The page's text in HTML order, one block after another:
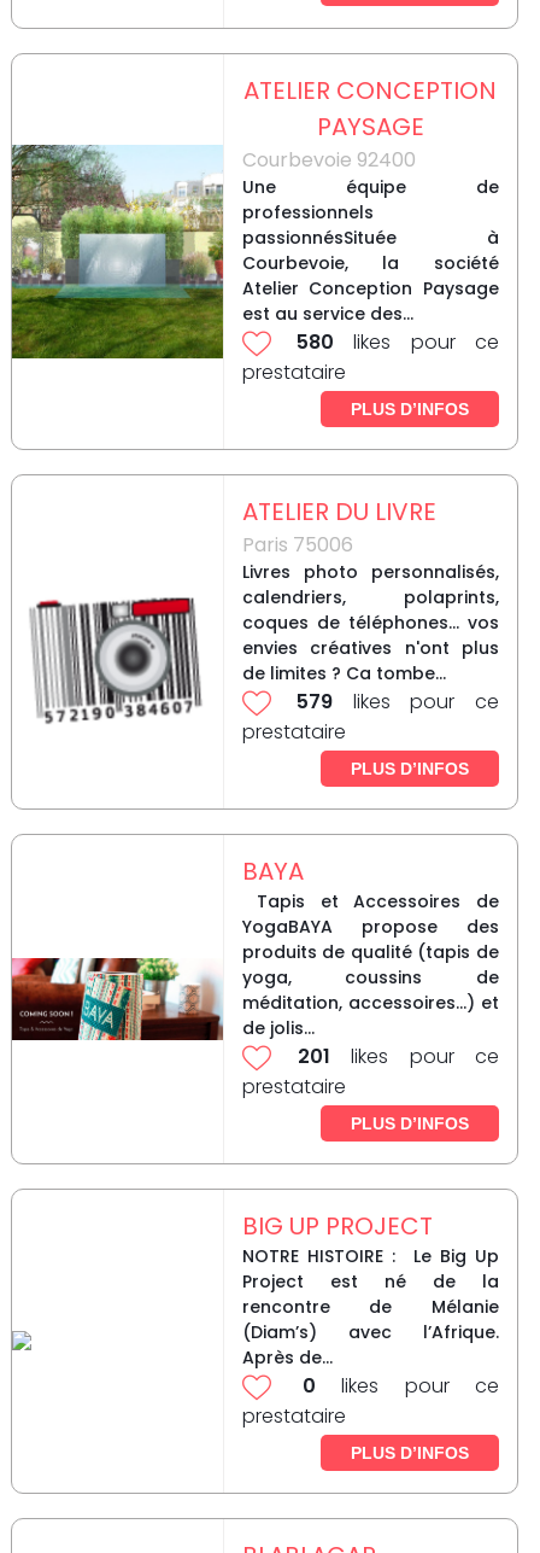
ATELIER CONCEPTION
PAYSAGE
Courbevoie 92400
Une équipe de
professionnels
passionnésSituée à
Courbevoie, la société
Atelier Conception Paysage
est au service des...
580 likes pour ce
prestataire
PLUS D’INFOS
ATELIER DU LIVRE
Paris 75006
Livres photo personnalisés,
calendriers, polaprints,
coques de téléphones... vos
envies créatives n'ont plus
de limites ? Ca tombe...
579 likes pour ce
prestataire
PLUS D’INFOS
BAYA
Tapis et Accessoires de
YogaBAYA propose des
produits de qualité (tapis de
yoga, coussins de
méditation, accessoires…) et
de jolis...
201 likes pour ce
prestataire
PLUS D’INFOS
BIG UP PROJECT
NOTRE HISTOIRE : Le Big Up
Project est né de la
rencontre de Mélanie
(Diam’s) avec l’Afrique.
Après de...
0 likes pour ce
prestataire
PLUS D’INFOS